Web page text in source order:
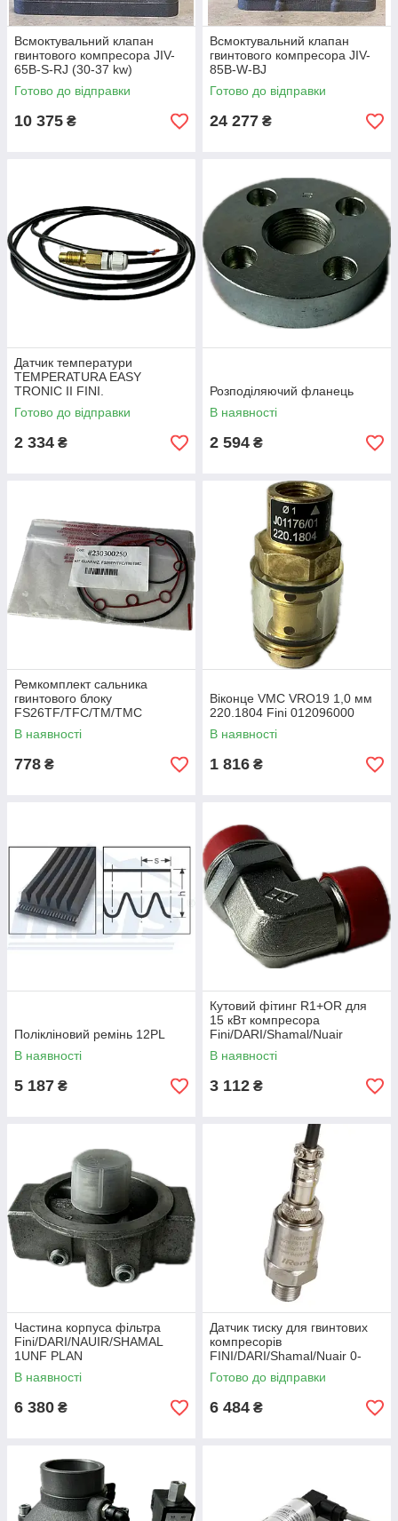
Всмоктувальний клапан
гвинтового компресора JIV-
65B-S-RJ (30-37 kw)
Готово до відправки
10 375 ₴
Всмоктувальний клапан
гвинтового компресора JIV-
85B-W-BJ
Готово до відправки
24 277 ₴
Датчик температури
TEMPERATURA EASY
TRONIC II FINI.
Готово до відправки
2 334 ₴
Розподіляючий фланець
В наявності
2 594 ₴
Ремкомплект сальника
гвинтового блоку
FS26TF/TFC/TM/TMC
В наявності
778 ₴
Віконце VMC VRO19 1,0 мм
220.1804 Fini 012096000
В наявності
1 816 ₴
Полікліновий ремінь 12PL
В наявності
5 187 ₴
Кутовий фітинг R1+OR для
15 кВт компресора
Fini/DARI/Shamal/Nuair
В наявності
3 112 ₴
Частина корпуса фільтра
Fini/DARI/NAUIR/SHAMAL
1UNF PLAN
В наявності
6 380 ₴
Датчик тиску для гвинтових
компресорів
FINI/DARI/Shamal/Nuair 0-
16бар
Готово до відправки
6 484 ₴